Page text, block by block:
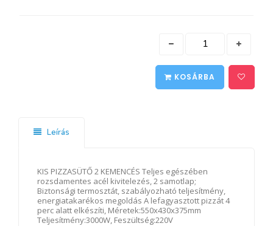
KOSÁRBA
Leírás
KIS PIZZASÜTŐ 2 KEMENCÉS Teljes egészében
rozsdamentes acél kivitelezés, 2 samotlap;
Biztonsági termosztát, szabályozható teljesítmény,
energiatakarékos megoldás A lefagyasztott pizzát 4
perc alatt elkészíti, Méretek:550x430x375mm
Teljesítmény:3000W, Feszültség:220V